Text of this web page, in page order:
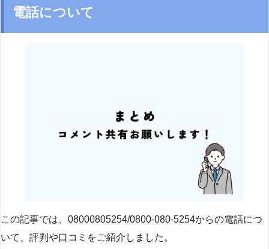
電話について
この記事では、08000805254/0800-080-5254からの電話につ
いて、評判や口コミをご紹介しました。